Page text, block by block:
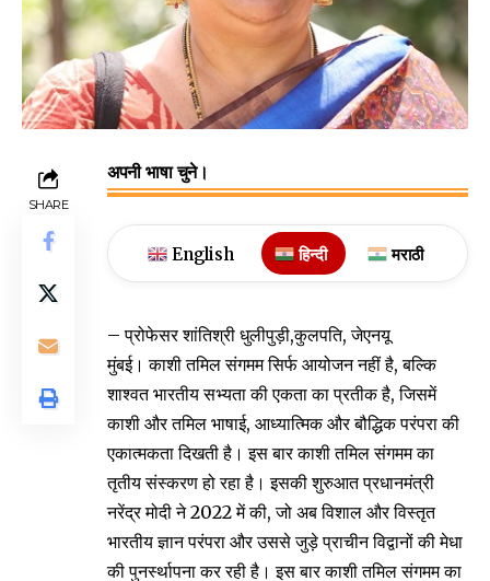
SHARE
अपनी भाषा चुने।
English हिन्दी मराठी
– प्रोफेसर शांतिश्री धुलीपुड़ी,कुलपति, जेएनयू
मुंबई। काशी तमिल संगमम सिर्फ आयोजन नहीं है, बल्कि
शाश्वत भारतीय सभ्यता की एकता का प्रतीक है, जिसमें
काशी और तमिल भाषाई, आध्यात्मिक और बौद्धिक परंपरा की
एकात्मकता दिखती है। इस बार काशी तमिल संगमम का
तृतीय संस्करण हो रहा है। इसकी शुरुआत प्रधानमंत्री
नरेंद्र मोदी ने 2022 में की, जो अब विशाल और विस्तृत
भारतीय ज्ञान परंपरा और उससे जुड़े प्राचीन विद्वानों की मेधा
की पुनर्स्थापना कर रही है। इस बार काशी तमिल संगमम का